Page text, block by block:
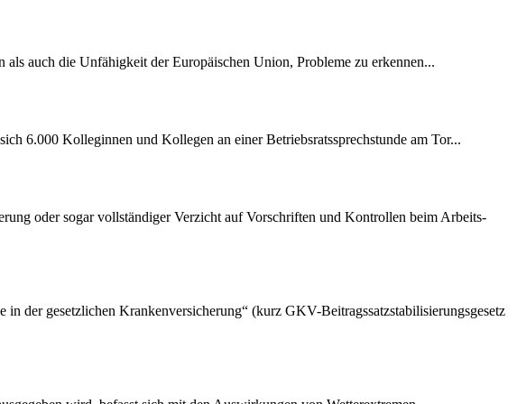
auch die Unfähigkeit der Europäischen Union, Probleme zu erkennen...
6.000 Kolleginnen und Kollegen an einer Betriebsratssprechstunde am Tor...
oder sogar vollständiger Verzicht auf Vorschriften und Kontrollen beim Arbeits-
der gesetzlichen Krankenversicherung“ (kurz GKV-Beitragssatzstabilisierungsgesetz